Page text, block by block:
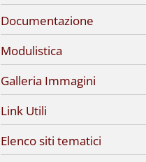
Documentazione
Modulistica
Galleria Immagini
Link Utili
Elenco siti tematici